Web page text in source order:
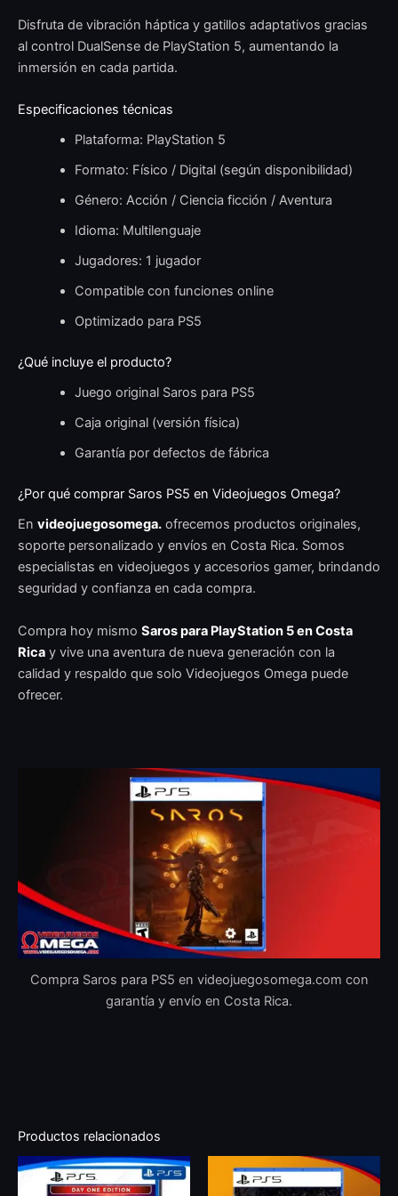
Disfruta de vibración háptica y gatillos adaptativos gracias
al control DualSense de PlayStation 5, aumentando la
inmersión en cada partida.
Especificaciones técnicas
Plataforma: PlayStation 5
Formato: Físico / Digital (según disponibilidad)
Género: Acción / Ciencia ficción / Aventura
Idioma: Multilenguaje
Jugadores: 1 jugador
Compatible con funciones online
Optimizado para PS5
¿Qué incluye el producto?
Juego original Saros para PS5
Caja original (versión física)
Garantía por defectos de fábrica
¿Por qué comprar Saros PS5 en Videojuegos Omega?
En videojuegosomega. ofrecemos productos originales,
soporte personalizado y envíos en Costa Rica. Somos
especialistas en videojuegos y accesorios gamer, brindando
seguridad y confianza en cada compra.
Compra hoy mismo Saros para PlayStation 5 en Costa
Rica y vive una aventura de nueva generación con la
calidad y respaldo que solo Videojuegos Omega puede
ofrecer.
Compra Saros para PS5 en videojuegosomega.com con
garantía y envío en Costa Rica.
Productos relacionados